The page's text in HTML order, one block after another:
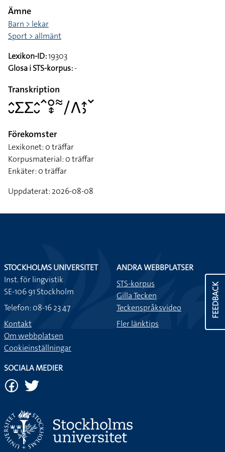
Ämne
Barn > lekar
Sport > allmänt
Lexikon-ID:19303
Glosa i STS-korpus:-
Transkription
􌤵􌤷􌤥􌤥􌤵􌤷􌥦􌥰􌦋􌦇􌥠􌤣􌤴􌤶􌥧
Förekomster
Lexikonet: 0 träffar
Korpusmaterial: 0 träffar
Enkäter: 0 träffar
Uppdaterat: 2026-08-08
FEEDBACK
STOCKHOLMS UNIVERSITET
Inst. för lingvistik
SE-106 91 Stockholm
Telefon: 08-16 23 47
Kontakt
Om webbplatsen
Cookieinställningar
ANDRA WEBBPLATSER
STS-korpus
Gilla Tecken
Teckenspråksvideo
Fler länktips
SOCIALA MEDIER